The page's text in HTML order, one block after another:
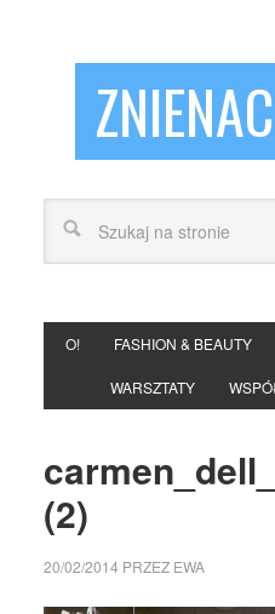
O! FASHION & BEAUTY
WARSZTATY
(2)
20/02/2014 PRZEZ EWA